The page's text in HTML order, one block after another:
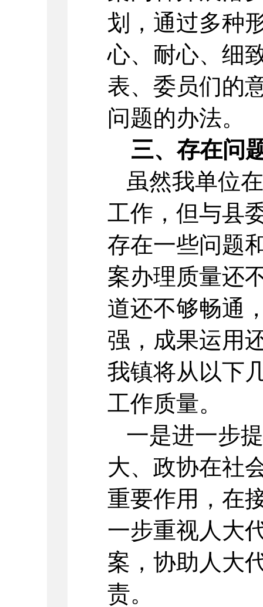
划，通过多种
心、耐心、细
表、委员们的
问题的办法。
三、存在问
虽然我单位
工作，但与县
存在一些问题
案办理质量还
道还不够畅通
强，成果运用
我镇将从以下
工作质量。
一是进一步
大、政协在社
重要作用，在
一步重视人大
案，协助人大
责。